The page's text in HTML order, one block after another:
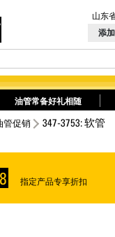
添
山东
油管常备好礼相随
管促销 347-3753: 软管
指定产品专享折扣